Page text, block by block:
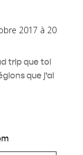
2017 à 20
trip que toi
que j’ai